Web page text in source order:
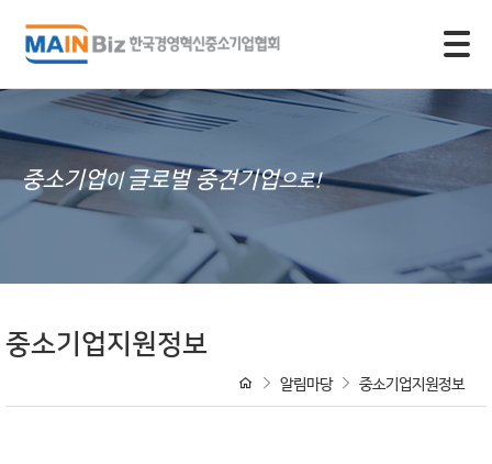
중소기업이 글로벌 중견기업으로!
중소기업지원정보
알림마당 중소기업지원정보